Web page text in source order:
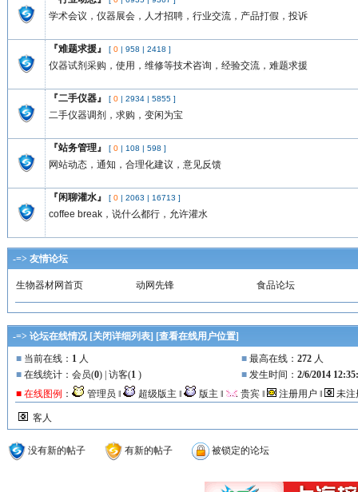
学术会议，仪器展会，人才招聘，行业交流，产品打假，投诉
『难题求援』 [ 0 | 958 | 2418 ]
仪器试剂采购，使用，维修等技术咨询，经验交流，难题求援
『二手仪器』 [ 0 | 2934 | 5855]
二手仪器调剂，求购，变闲为宝
『站务管理』 [ 0 | 108 | 598 ]
网站动态，通知，合理化建议，意见反馈
『闲聊灌水』 [ 0 | 2063 | 16713 ]
coffee break，说什么都行，允许灌水
-=> 友情论坛
生物器材网首页 动网先锋 食品论坛
-=> 论坛在线情况 [关闭详细列表] [查看在线用户位置]
■当前在线： 1 人
■在线统计：会员(0) | 访客(1 )
■最高在线： 272人
■发生时间： 2/6/2014
■ 在线图例 ： 管理员 ‖ 超级版主 ‖ 版主 ‖ 贵宾 ‖ 注册用户 ‖ 未注
客人
没有新的帖子 有新的帖子 被锁定的论坛